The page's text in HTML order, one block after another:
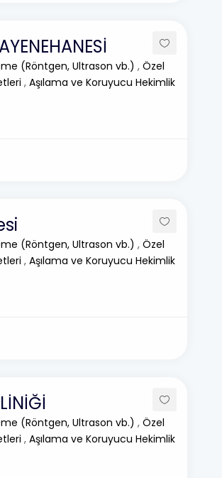
(Röntgen, Ultrason vb.) , Özel
, Aşılama ve Koruyucu Hekimlik
(Röntgen, Ultrason vb.) , Özel
, Aşılama ve Koruyucu Hekimlik
(Röntgen, Ultrason vb.) , Özel
, Aşılama ve Koruyucu Hekimlik